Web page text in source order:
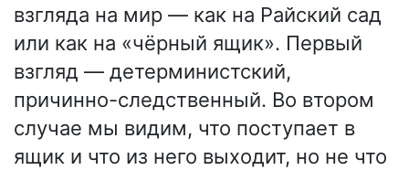
взгляда на мир — как на Райский сад
или как на «чёрный ящик». Первый
взгляд — детерминистский,
причинно-следственный. Во втором
случае мы видим, что поступает в
ящик и что из него выходит, но не что